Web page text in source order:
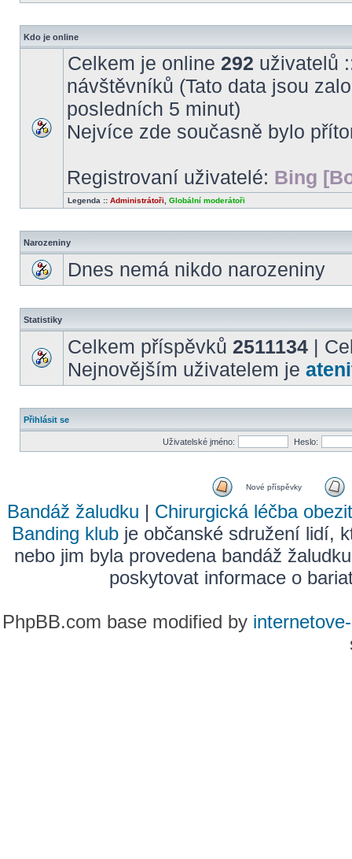
Kdo je online
Celkem je online 292 uživatelů
návštěvníků (Tato data jsou
posledních 5 minut)
Nejvíce zde současně bylo
Registrovaní uživatelé: Bing
Legenda :: Administrátoři Globální moderátoři
Narozeniny
Dnes nemá nikdo narozeniny
Statistiky
Celkem příspěvků 2511134 |
Nejnovějším uživatelem je
Přihlásit se
Uživatelské jméno: Heslo:
Nové příspěvky
Bandáž žaludku | Chirurgická léčba
Banding klub je občanské sdružení lidí,
nebo jim byla provedena bandáž
poskytovat informace o
PhpBB.com base modified by